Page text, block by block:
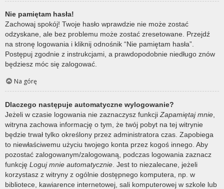
Nie pamiętam hasła!
Zachowaj spokój! Twoje hasło wprawdzie nie może zostać
odzyskane, ale bez problemu może zostać zresetowane. Przejdź
na stronę logowania i kliknij odnośnik “Nie pamiętam hasła”.
Postępuj zgodnie z instrukcjami, a prawdopodobnie niedługo znów
będziesz móc się zalogować.
Na górę
Dlaczego następuje automatyczne wylogowanie?
Jeżeli w czasie logowania nie zaznaczysz funkcji Zapamiętaj mnie
witryna zachowa informację o tym, że twój pobyt na tej witrynie
będzie trwał tylko określony przez administratora czas. Zapobiega
to niewłaściwemu użyciu twojego konta przez kogoś innego. Aby
pozostać zalogowanym/zalogowaną, podczas logowania zaznacz
funkcję Loguj mnie automatycznie . Jest to niezalecane, jeżeli
korzystasz z witryny z ogólnie dostępnego komputera, np. w
bibliotece, kawiarence internetowej, sali komputerowej w szkole lub